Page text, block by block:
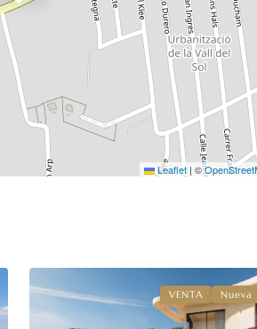
Leaflet | ©
VENTA Nueva